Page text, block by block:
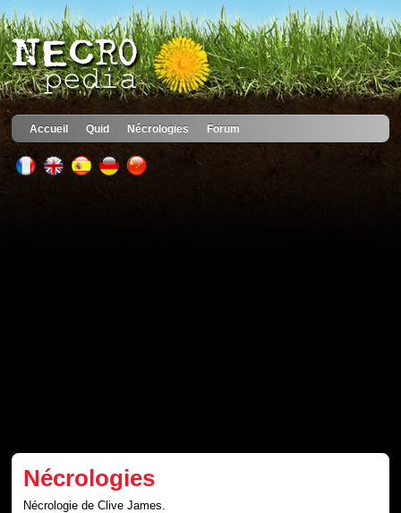
Accueil Quid Nécrologies Forum
Nécrologies
Nécrologie de Clive James.